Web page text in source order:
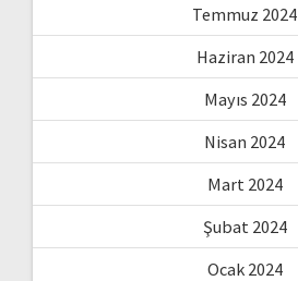
Temmuz 2024
Haziran 2024
Mayıs 2024
Nisan 2024
Mart 2024
Şubat 2024
Ocak 2024